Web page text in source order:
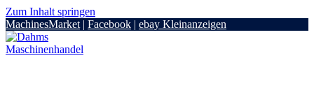
Zum Inhalt springen
MachinesMarket | Facebook | ebay Kleinanzeigen